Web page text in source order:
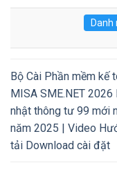
Danh
Bộ Cài Phần mềm kế
MISA SME.NET 2026
nhật thông tư 99 mới
năm 2025 | Video
tải Download cài đặt